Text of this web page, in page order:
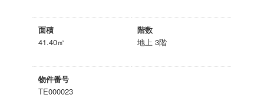
面積
41.40㎡
階数
地上 3階
物件番号
TE000023